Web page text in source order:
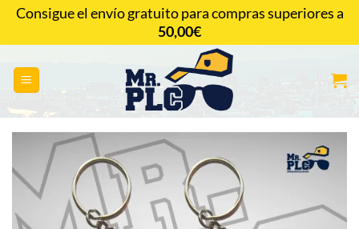
Saltar
contenido
CONTACTAR
Consigue el envío gratuito para compras superiores a
50,00€